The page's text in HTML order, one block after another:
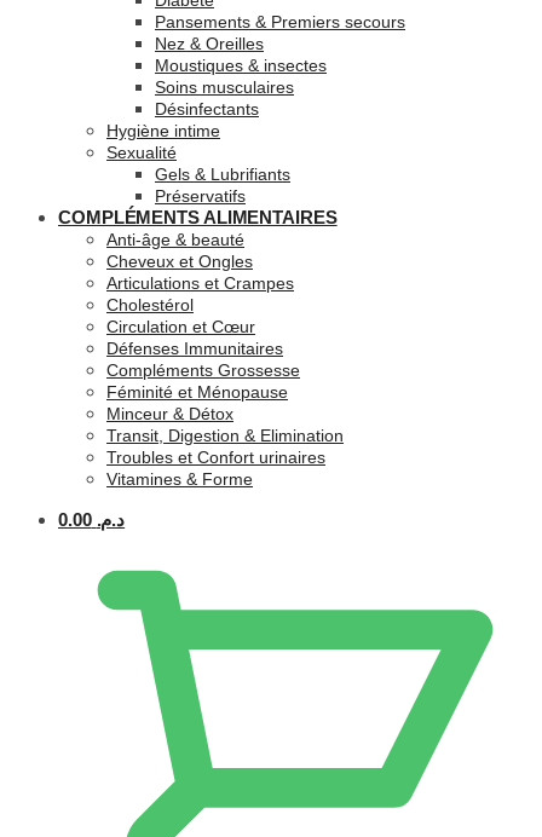
Pansements & Premiers secours
Nez & Oreilles
Moustiques & insectes
Soins musculaires
Désinfectants
Hygiène intime
Sexualité
Gels & Lubrifiants
Préservatifs
COMPLÉMENTS ALIMENTAIRES
Anti-âge & beauté
Cheveux et Ongles
Articulations et Crampes
Cholestérol
Circulation et Cœur
Défenses Immunitaires
Compléments Grossesse
Féminité et Ménopause
Minceur & Détox
Transit, Digestion & Elimination
Troubles et Confort urinaires
Vitamines & Forme
د.م. 0.00